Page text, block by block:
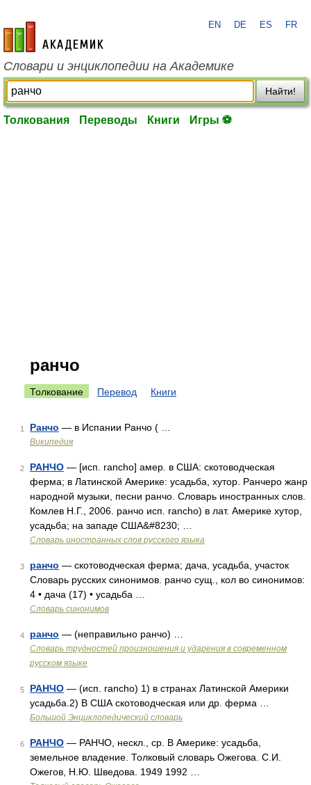
academic.ru
EN DE ES FR
Словари и энциклопедии на Академике
Найти!
Толкования Переводы Книги Игры ⚽
ранчо
Толкование Перевод Книги
1 Ранчо — в Испании Ранчо ( …
Википедия
2 РАНЧО — [исп. rancho] амер. в США: скотоводческая
ферма; в Латинской Америке: усадьба, хутор. Ранчеро жанр
народной музыки, песни ранчо. Словарь иностранных слов.
Комлев Н.Г., 2006. ранчо исп. rancho) в лат. Америке хутор,
усадьба; на западе США&#8230; …
Словарь иностранных слов русского языка
3 ранчо — скотоводческая ферма; дача, усадьба, участок
Словарь русских синонимов. ранчо сущ., кол во синонимов:
4 • дача (17) • усадьба …
Словарь синонимов
4 ранчо — (неправильно ранчо) …
Словарь трудностей произношения и ударения в современном
русском языке
5 РАНЧО — (исп. rancho) 1) в странах Латинской Америки
усадьба.2) В США скотоводческая или др. ферма …
Большой Энциклопедический словарь
6 РАНЧО — РАНЧО, нескл., ср. В Америке: усадьба,
земельное владение. Толковый словарь Ожегова. С.И.
Ожегов, Н.Ю. Шведова. 1949 1992 …